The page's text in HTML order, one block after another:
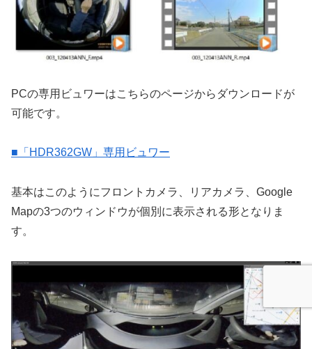
PCの専用ビュワーはこちらのページからダウンロードが
可能です。
■「HDR362GW」専用ビュワー
基本はこのようにフロントカメラ、リアカメラ、Google
Mapの3つのウィンドウが個別に表示される形となりま
す。